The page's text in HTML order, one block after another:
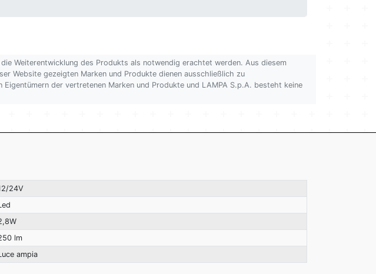
Weiterentwicklung des Produkts als notwendig erachtet werden. Aus diesem
Website gezeigten Marken und Produkte dienen ausschließlich zu
der vertretenen Marken und Produkte und LAMPA S.p.A. besteht keine
24V
lm
ampia